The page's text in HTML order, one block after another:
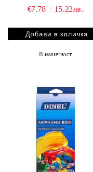
€7.78 15.22лв.
В наличност